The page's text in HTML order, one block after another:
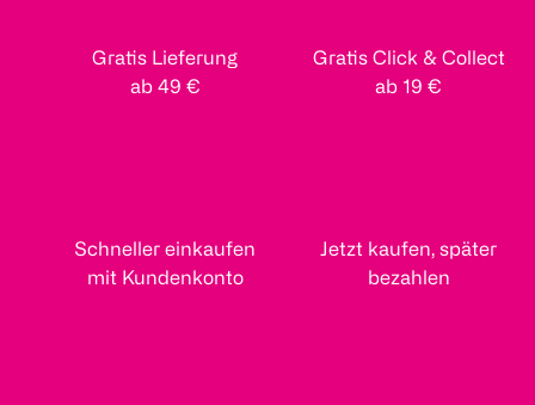
Gratis Lieferung
ab 49 €
Gratis Click & Collect
ab 19 €
Schneller einkaufen
mit Kundenkonto
Jetzt kaufen, später
bezahlen